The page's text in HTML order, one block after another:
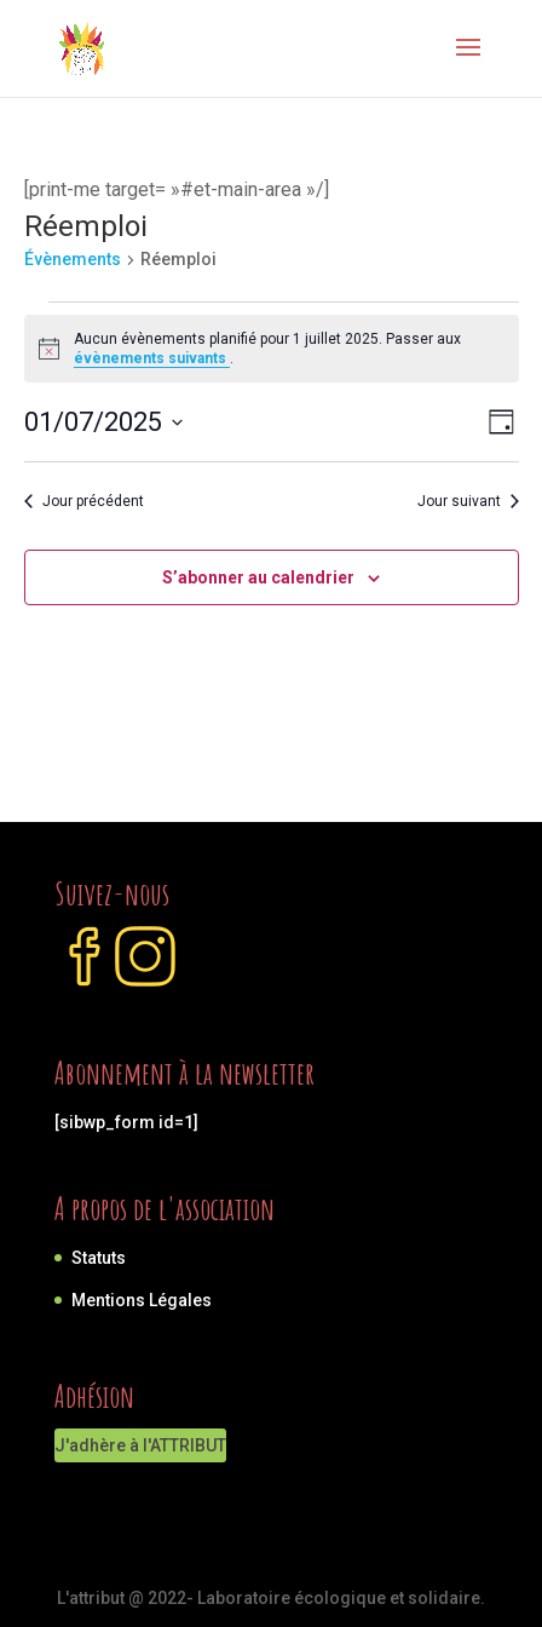
[print-me target= »#et-main-area »/]
Réemploi
Évènements Réemploi
for
juillet
Notice
Aucun évènements planifié pour 1 juillet 2025. Passer aux
évènements suivants .
parde
vues
Jour
01/07/2025
Sélectionnez
uneJour précédent Jour suivant
S’abonner au calendrier
Suivez-nous
Abonnement à la newsletter
[sibwp_form id=1]
A propos de l'association
Statuts
Mentions Légales
Adhésion
J'adhère à l'ATTRIBUT
L'attribut @ 2022- Laboratoire écologique et solidaire.